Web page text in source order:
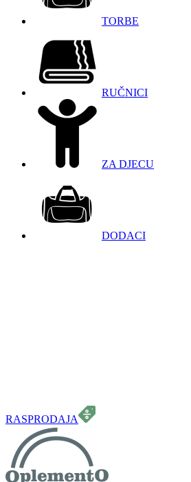
TORBE
RUČNICI
ZA DJECU
DODACI
RASPRODAJA